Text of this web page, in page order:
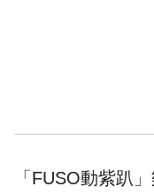
「FUSO動紫趴